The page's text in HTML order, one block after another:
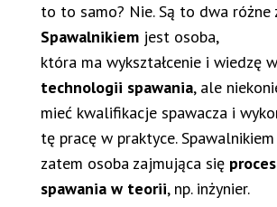
to to samo? Nie. Są to dwa różne
Spawalnikiem jest osoba,
która ma wykształcenie i wiedzę
technologii spawania, ale
mieć kwalifikacje spawacza i
tę pracę w praktyce.
zatem osoba zajmująca się
spawania w teorii, np. inżynier.